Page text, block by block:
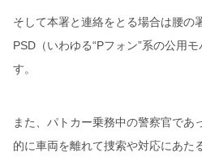
そして本署と連絡をとる場合は腰の
PSD（いわゆる“Pフォン”系の公用
す。
また、パトカー乗務中の警察官であ
的に車両を離れて捜索や対応にあた